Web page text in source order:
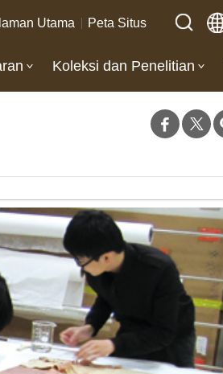
Utama Peta Situs
Koleksi dan Penelitian